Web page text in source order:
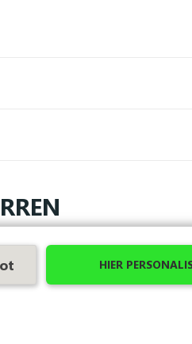
Um Ihren Verein zu
HIER